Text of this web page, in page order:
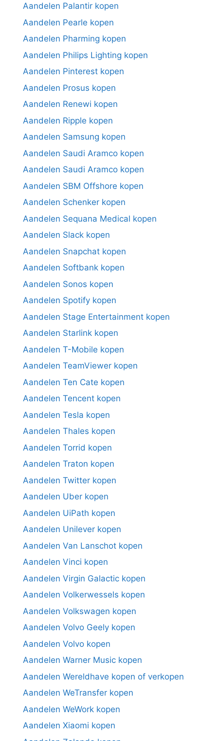
Aandelen Palantir kopen
Aandelen Pearle kopen
Aandelen Pharming kopen
Aandelen Philips Lighting kopen
Aandelen Pinterest kopen
Aandelen Prosus kopen
Aandelen Renewi kopen
Aandelen Ripple kopen
Aandelen Samsung kopen
Aandelen Saudi Aramco kopen
Aandelen Saudi Aramco kopen
Aandelen SBM Offshore kopen
Aandelen Schenker kopen
Aandelen Sequana Medical kopen
Aandelen Slack kopen
Aandelen Snapchat kopen
Aandelen Softbank kopen
Aandelen Sonos kopen
Aandelen Spotify kopen
Aandelen Stage Entertainment kopen
Aandelen Starlink kopen
Aandelen T-Mobile kopen
Aandelen TeamViewer kopen
Aandelen Ten Cate kopen
Aandelen Tencent kopen
Aandelen Tesla kopen
Aandelen Thales kopen
Aandelen Torrid kopen
Aandelen Traton kopen
Aandelen Twitter kopen
Aandelen Uber kopen
Aandelen UiPath kopen
Aandelen Unilever kopen
Aandelen Van Lanschot kopen
Aandelen Vinci kopen
Aandelen Virgin Galactic kopen
Aandelen Volkerwessels kopen
Aandelen Volkswagen kopen
Aandelen Volvo Geely kopen
Aandelen Volvo kopen
Aandelen Warner Music kopen
Aandelen Wereldhave kopen of verkopen
Aandelen WeTransfer kopen
Aandelen WeWork kopen
Aandelen Xiaomi kopen